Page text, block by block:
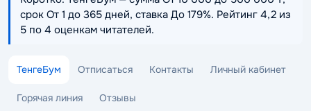
срок От 1 до 365 дней, ставка До 179%. Рейтинг 4,2 из
5 по 4 оценкам читателей.
ТенгеБум Отписаться Контакты Личный кабинет
Горячая линия Отзывы